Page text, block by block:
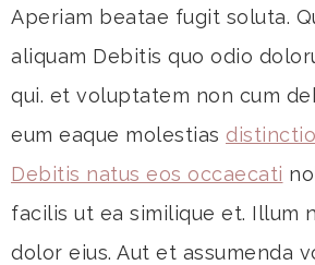
Aperiam beatae fugit soluta.
aliquam Debitis quo odio
qui. et voluptatem non cum
eum eaque molestias
Debitis natus eos occaecati
facilis ut ea similique et. Illum
dolor eius. Aut et assumenda